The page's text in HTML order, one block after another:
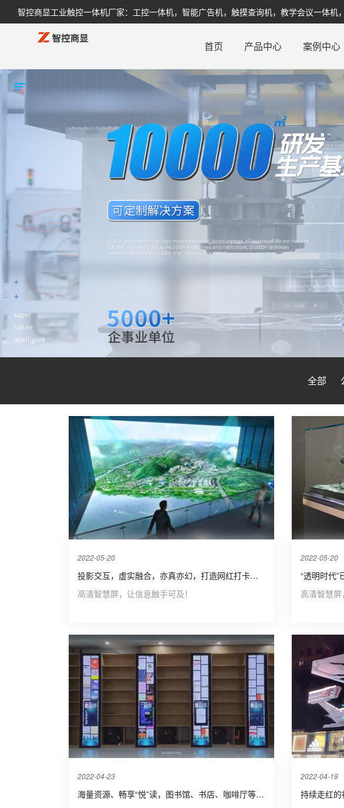
智控商显工业触控一体机厂家：工控一体机，智能广告机，触摸查询机，教学会议一体
首页 产品中心 案例中心
全部
2022-05-20
投影交互，虚实融合，亦真亦幻，打造网红打卡景点！
高清智慧屏，让信息触手可及！
2022-05-20
“透明时代”
高清智慧屏
2022-04-23
海量资源、畅享“悦”读，图书馆、书店、咖啡厅等必备神器——数字阅读瀑布流借阅机
2022-04-19
持续走红的